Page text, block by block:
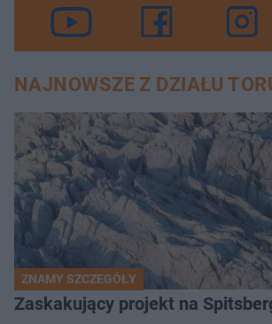
NAJNOWSZE Z DZIAŁU
ZNAMY SZCZEGÓŁY
Zaskakujący projekt na